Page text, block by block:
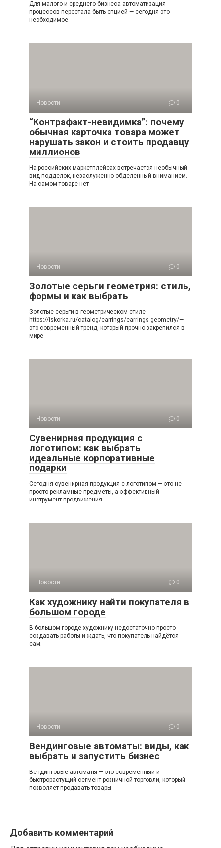
Для малого и среднего бизнеса автоматизация
процессов перестала быть опцией — сегодня это
необходимое
Новости 0
“Контрафакт-невидимка”: почему
обычная карточка товара может
нарушать закон и стоить продавцу
миллионов
На российских маркетплейсах встречается необычный
вид подделок, незаслуженно обделенный вниманием.
На самом товаре нет
Новости 0
Золотые серьги геометрия: стиль,
формы и как выбрать
Золотые серьги в геометрическом стиле
https://iskorka.ru/catalog/earrings/earrings-geometry/—
это современный тренд, который прочно закрепился в
мире
Новости 0
Сувенирная продукция с
логотипом: как выбрать
идеальные корпоративные
подарки
Сегодня сувенирная продукция с логотипом — это не
просто рекламные предметы, а эффективный
инструмент продвижения
Новости 0
Как художнику найти покупателя в
большом городе
В большом городе художнику недостаточно просто
создавать работы и ждать, что покупатель найдётся
сам.
Новости 0
Вендинговые автоматы: виды, как
выбрать и запустить бизнес
Вендинговые автоматы — это современный и
быстрорастущий сегмент розничной торговли, который
позволяет продавать товары
Добавить комментарий